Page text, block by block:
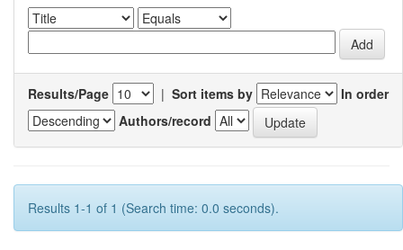
Results/Page | Sort items by
In order
Authors/record
Results 1-1 of 1 (Search time: 0.0 seconds).